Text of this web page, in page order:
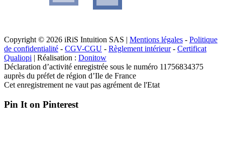
Copyright © 2026 iRiS Intuition SAS | Mentions légales - Politique
de confidentialité - CGV-CGU - Règlement intérieur- Certificat
Qualiopi | Réalisation : Donitow
Déclaration d’activité enregistrée sous le numéro 11756834375
auprès du préfet de région d’Ile de France
Cet enregistrement ne vaut pas agrément de l'Etat
Pin It on Pinterest